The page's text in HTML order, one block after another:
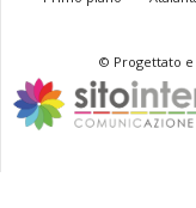
© Progettato e